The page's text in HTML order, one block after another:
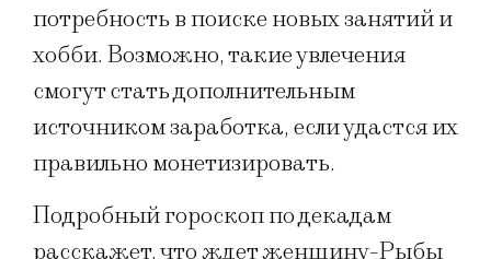
потребность в поиске новых занятий и
хобби. Возможно, такие увлечения
смогут стать дополнительным
источником заработка, если удастся их
правильно монетизировать.
Подробный гороскоп по декадам
расскажет, что ждет женщину-Рыбы